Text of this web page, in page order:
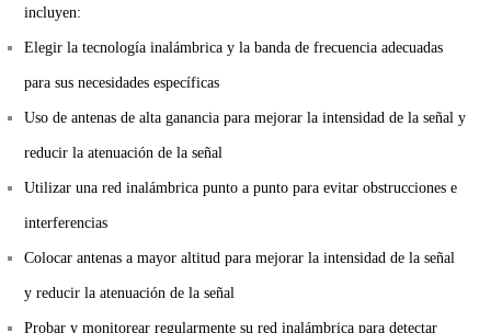
incluyen:
Elegir la tecnología inalámbrica y la banda de frecuencia adecuadas
para sus necesidades específicas
Uso de antenas de alta ganancia para mejorar la intensidad de la señal y
reducir la atenuación de la señal
Utilizar una red inalámbrica punto a punto para evitar obstrucciones e
interferencias
Colocar antenas a mayor altitud para mejorar la intensidad de la señal
y reducir la atenuación de la señal
Probar y monitorear regularmente su red inalámbrica para detectar